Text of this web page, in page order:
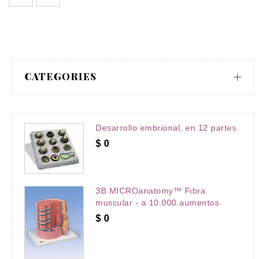
CATEGORIES
Desarrollo embrional, en 12 partes
$ 0
3B MICROanatomy™ Fibra
muscular - a 10.000 aumentos
$ 0